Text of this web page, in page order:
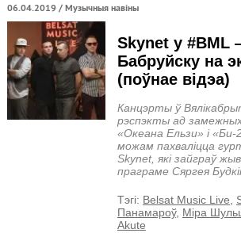
06.04.2019 /Музычныя навіны
Skynet у #BML
Бабруйску на
(поўнае відэа)
Канцэрты ў
рэспэкты ад
«Океана Ельзи» і
можам пахваліцца
Skynet, які зайграў
праграме Сяргея
Тэгi: Belsat Music Live
Панамароў, Міра
Akute